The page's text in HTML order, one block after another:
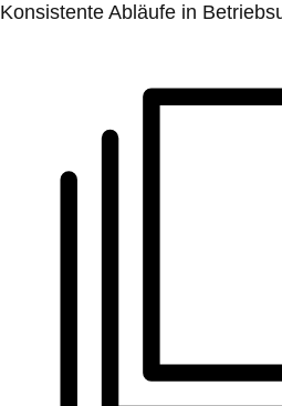
Konsistente Abläufe in